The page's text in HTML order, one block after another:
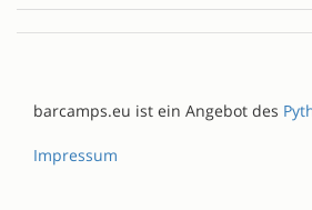
barcamps.eu ist ein Angebot des
Impressum